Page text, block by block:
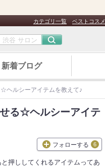
カテゴリ一覧 ベストコスメ
新着ブログ
ヘルシーアイテムを教えて♪
る☆ヘルシーアイテ
フォローする 6
押ししてくれるアイテムってあ